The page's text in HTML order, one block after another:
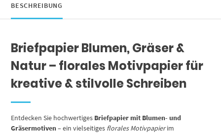
BESCHREIBUNG
Briefpapier Blumen, Gräser &
Natur – florales Motivpapier für
kreative & stilvolle Schreiben
Entdecken Sie hochwertiges Briefpapier mit Blumen- und
Gräsermotiven– ein vielseitiges florales Motivpapierim